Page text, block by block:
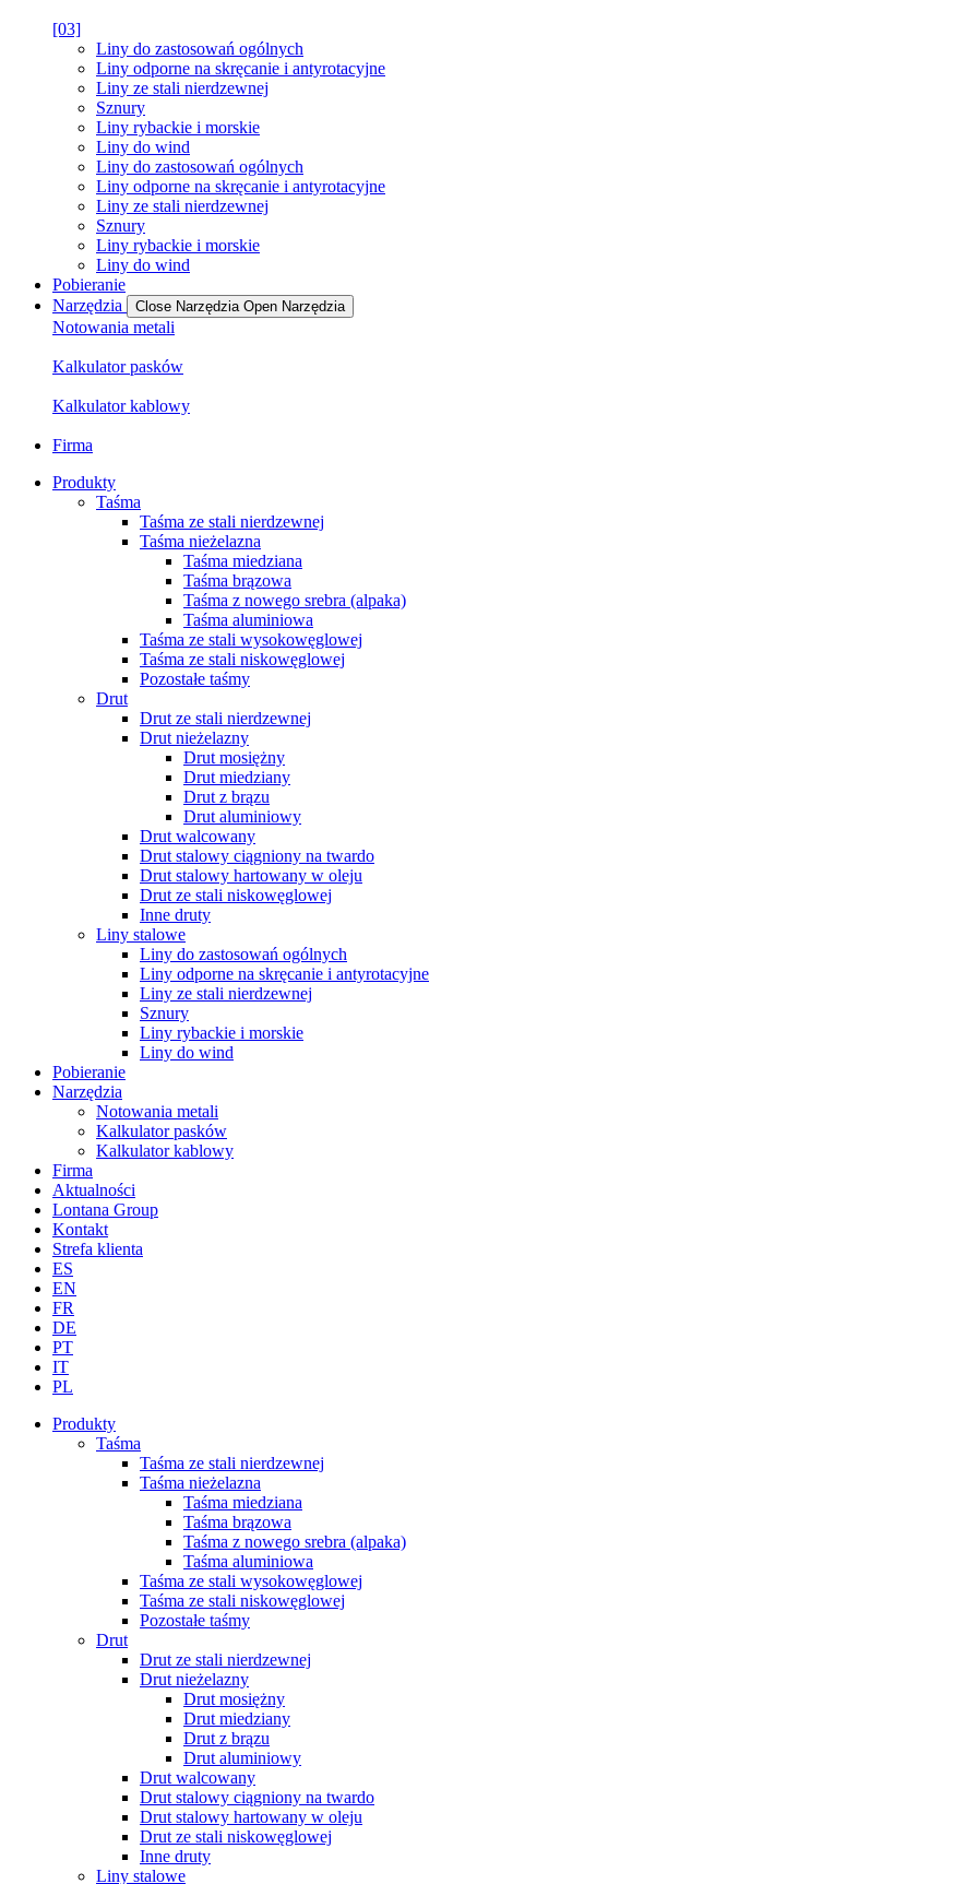
[03]
Liny do zastosowań ogólnych
Liny odporne na skręcanie i antyrotacyjne
Liny ze stali nierdzewnej
Sznury
Liny rybackie i morskie
Liny do wind
Liny do zastosowań ogólnych
Liny odporne na skręcanie i antyrotacyjne
Liny ze stali nierdzewnej
Sznury
Liny rybackie i morskie
Liny do wind
Pobieranie
Narzędzia
Close Narzędzia Open Narzędzia
Notowania metali
Kalkulator pasków
Kalkulator kablowy
Firma
Produkty
Taśma
Taśma ze stali nierdzewnej
Taśma nieżelazna
Taśma miedziana
Taśma brązowa
Taśma z nowego srebra (alpaka)
Taśma aluminiowa
Taśma ze stali wysokowęglowej
Taśma ze stali niskowęglowej
Pozostałe taśmy
Drut
Drut ze stali nierdzewnej
Drut nieżelazny
Drut mosiężny
Drut miedziany
Drut z brązu
Drut aluminiowy
Drut walcowany
Drut stalowy ciągniony na twardo
Drut stalowy hartowany w oleju
Drut ze stali niskowęglowej
Inne druty
Liny stalowe
Liny do zastosowań ogólnych
Liny odporne na skręcanie i antyrotacyjne
Liny ze stali nierdzewnej
Sznury
Liny rybackie i morskie
Liny do wind
Pobieranie
Narzędzia
Notowania metali
Kalkulator pasków
Kalkulator kablowy
Firma
Aktualności
Lontana Group
Kontakt
Strefa klienta
ES
EN
FR
DE
PT
IT
PL
Produkty
Taśma
Taśma ze stali nierdzewnej
Taśma nieżelazna
Taśma miedziana
Taśma brązowa
Taśma z nowego srebra (alpaka)
Taśma aluminiowa
Taśma ze stali wysokowęglowej
Taśma ze stali niskowęglowej
Pozostałe taśmy
Drut
Drut ze stali nierdzewnej
Drut nieżelazny
Drut mosiężny
Drut miedziany
Drut z brązu
Drut aluminiowy
Drut walcowany
Drut stalowy ciągniony na twardo
Drut stalowy hartowany w oleju
Drut ze stali niskowęglowej
Inne druty
Liny stalowe